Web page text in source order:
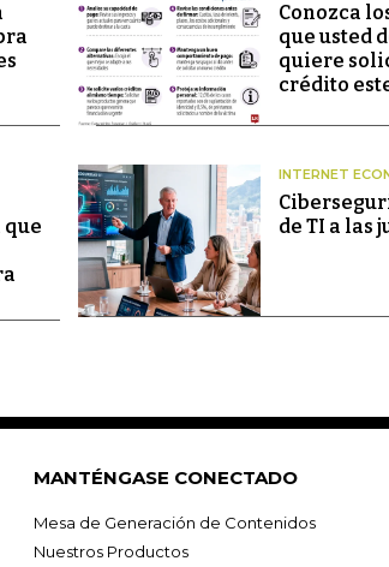
Conozca
que usted
quiere
crédito
INTERNET
de TI a las
MANTÉNGASE CONECTADO
Mesa de Generación de Contenidos
Nuestros Productos